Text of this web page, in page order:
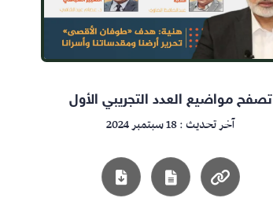
تصفح مواضيع العدد التجريبي الأول
آخر تحديث : 18 سبتمبر 2024